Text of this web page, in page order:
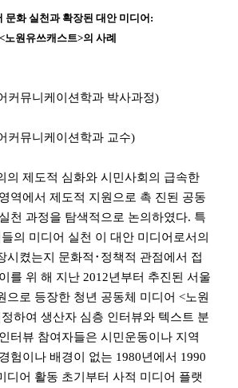
문화 실천과 확장된 대안 미디어:
노원유쓰캐스트>의 사례
커뮤니케이션학과 박사과정)
커뮤니케이션학과 교수)
의 제도적 심화와 시민사회의 급속한
역에서 제도적 지원으로 촉 진된 공동
천 과정을 탐색적으로 논의하였다. 특
의 미디어 실천 이 대안 미디어로서의
시켰는지 문화적･정책적 관점에서 접
를 위 해 지난 2012년부터 추진된 서울
으로 등장한 청년 공동체 미디어 <노원
하여 생산자 심층 인터뷰와 텍스트 분
터뷰 참여자들은 시민운동이나 지역
험이나 배경이 없는 1980년에서 1990
디어 활동 초기부터 사적 미디어 플랫